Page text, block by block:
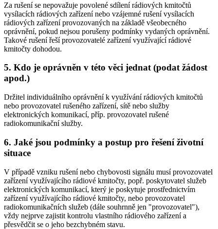
Za rušení se nepovažuje povolené sdílení rádiových kmitočtů
vysílacích rádiových zařízení nebo vzájemné rušení vysílacích
rádiových zařízení provozovaných na základě všeobecného
oprávnění, pokud nejsou porušeny podmínky vydaných oprávnění.
Takové rušení řeší provozovatelé zařízení využívající rádiové
kmitočty dohodou.
5. Kdo je oprávněn v této věci jednat (podat žádost
apod.)
Držitel individuálního oprávnění k využívání rádiových kmitočtů
nebo provozovatel rušeného zařízení, sítě nebo služby
elektronických komunikací, příp. provozovatel rušené
radiokomunikační služby.
6. Jaké jsou podmínky a postup pro řešení životní
situace
V případě vzniku rušení nebo chybovosti signálu musí provozovatel
zařízení využívajícího rádiové kmitočty, popř. poskytovatel služeb
elektronických komunikací, který je poskytuje prostřednictvím
zařízení využívajícího rádiové kmitočty, nebo provozovatel
radiokomunikačních služeb (dále souhrnně jen "provozovatel"),
vždy nejprve zajistit kontrolu vlastního rádiového zařízení a
přesvědčit se o jeho bezchybném stavu.